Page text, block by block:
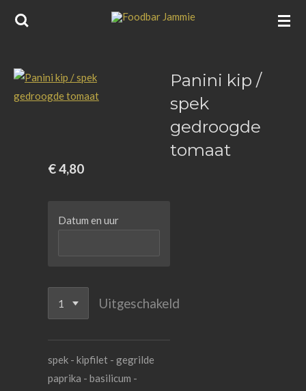
Ga
de
Panini kip /
spek
gedroogde
tomaat
€ 4,80
Datum en uur
Uitgeschakeld
spek - kipfilet - gegrilde
paprika - basilicum -